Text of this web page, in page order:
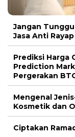
Jangan
Jasa Anti
Prediksi Harga
Prediction
Pergerakan
Mengenal
Kosmetik dan
Ciptakan